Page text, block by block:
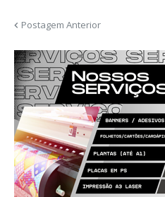
Postagem Anterior